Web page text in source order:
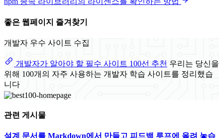
좋은 웹페이지 즐겨찾기
개발자 우수 사이트 수집
개발자가 알아야 할 필수 사이트 100선 추천 우리는 당신을
위해 100개의 자주 사용하는 개발자 학습 사이트를 정리했습
니다
관련 게시물
설계 문서를 Markdown에서 만들고 피드백 루프에 올려 놓습